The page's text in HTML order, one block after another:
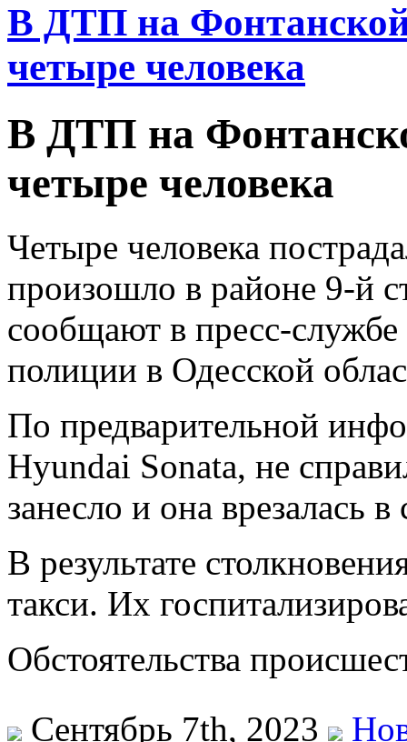
В ДТП на Фонтанской
четыре человека
В ДТП на
четыре человека
Четыре человека
произошло в районе 9-й
сообщают в пресс-
полиции в Одесской
По предварительной
Hyundai Sonata, не
занесло и она врезалась в
В результате
такси. Их
Обстоятельства
Сентябрь 7th, 2023